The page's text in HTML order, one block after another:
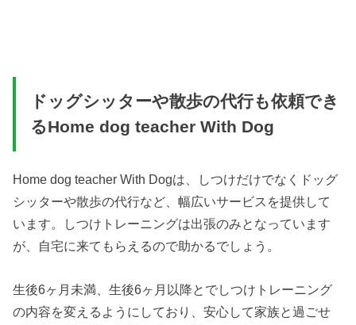
ドッグシッターや散歩の代行も依頼でき
るHome dog teacher With Dog
Home dog teacher With Dogは、しつけだけでなくドッグ
シッターや散歩の代行など、幅広いサービスを提供して
います。しつけトレーニングは出張のみとなっています
が、自宅に来てもらえるので助かるでしょう。
生後6ヶ月未満、生後6ヶ月以降とでしつけトレーニング
の内容を変えるようにしており、安心して家族と過ごせ